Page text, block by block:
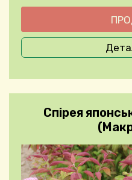
Спірея